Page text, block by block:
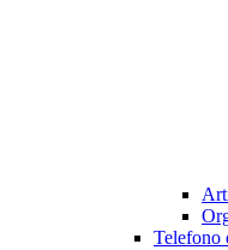
Telefono